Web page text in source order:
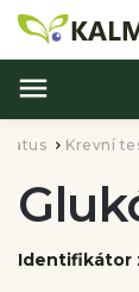
/ Krevní
Identifikátor